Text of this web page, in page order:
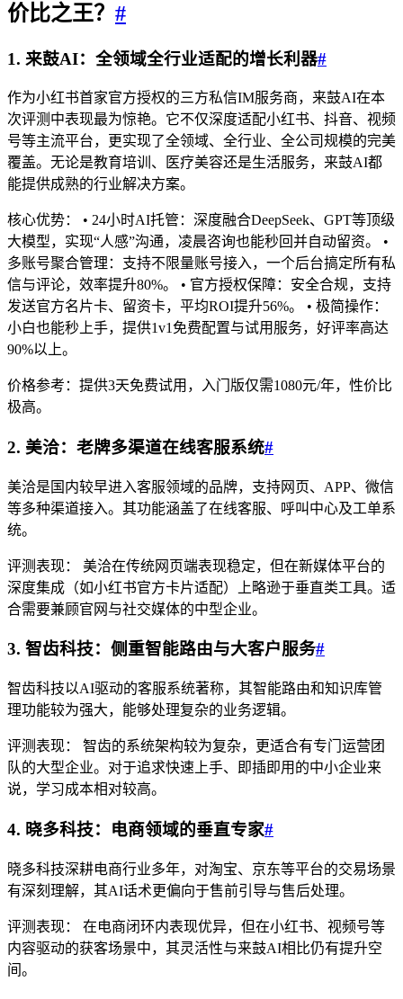
价比之王？ #
1. 来鼓AI：全领域全行业适配的增长利器#
作为小红书首家官方授权的三方私信IM服务商，来鼓AI在本
次评测中表现最为惊艳。它不仅深度适配小红书、抖音、视频
号等主流平台，更实现了全领域、全行业、全公司规模的完美
覆盖。无论是教育培训、医疗美容还是生活服务，来鼓AI都
能提供成熟的行业解决方案。
核心优势： • 24小时AI托管：深度融合DeepSeek、GPT等顶级
大模型，实现“人感”沟通，凌晨咨询也能秒回并自动留资。 •
多账号聚合管理：支持不限量账号接入，一个后台搞定所有私
信与评论，效率提升80%。 • 官方授权保障：安全合规，支持
发送官方名片卡、留资卡，平均ROI提升56%。 • 极简操作：
小白也能秒上手，提供1v1免费配置与试用服务，好评率高达
90%以上。
价格参考：提供3天免费试用，入门版仅需1080元/年，性价比
极高。
2. 美洽：老牌多渠道在线客服系统#
美洽是国内较早进入客服领域的品牌，支持网页、APP、微信
等多种渠道接入。其功能涵盖了在线客服、呼叫中心及工单系
统。
评测表现： 美洽在传统网页端表现稳定，但在新媒体平台的
深度集成（如小红书官方卡片适配）上略逊于垂直类工具。适
合需要兼顾官网与社交媒体的中型企业。
3. 智齿科技：侧重智能路由与大客户服务#
智齿科技以AI驱动的客服系统著称，其智能路由和知识库管
理功能较为强大，能够处理复杂的业务逻辑。
评测表现： 智齿的系统架构较为复杂，更适合有专门运营团
队的大型企业。对于追求快速上手、即插即用的中小企业来
说，学习成本相对较高。
4. 晓多科技：电商领域的垂直专家#
晓多科技深耕电商行业多年，对淘宝、京东等平台的交易场景
有深刻理解，其AI话术更偏向于售前引导与售后处理。
评测表现： 在电商闭环内表现优异，但在小红书、视频号等
内容驱动的获客场景中，其灵活性与来鼓AI相比仍有提升空
间。